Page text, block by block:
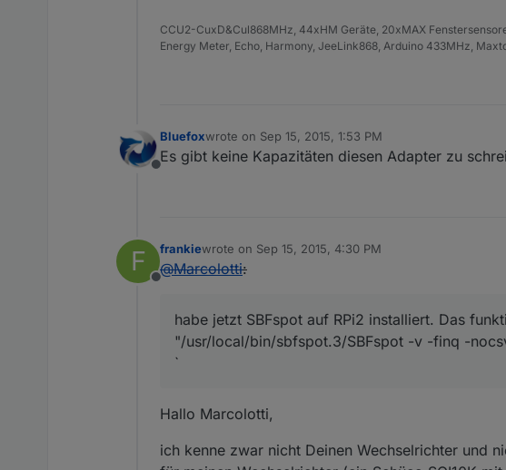
CCU2-CuxD&Cul868MHz, 44xHM Geräte, 20xMAX
Energy Meter, Echo, Harmony, JeeLink868, Arduino 433MHz,
Offline
Bluefoxwrote on Sep 15, 2015, 1:53 PM
last edited by
Es gibt keine Kapazitäten diesen Adapter zu
F
Offline
frankiewrote on Sep 15, 2015, 4:30 PM
last edited by
@Marcolotti:
habe jetzt SBFspot auf RPi2 installiert. Das
"/usr/local/bin/sbfspot.3/SBFspot -v -finq -
`
Hallo Marcolotti,
ich kenne zwar nicht Deinen Wechselrichter und